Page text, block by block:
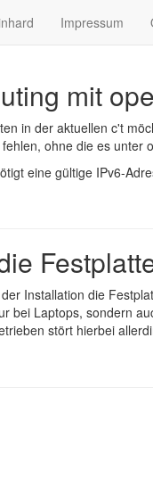
Impressum
mit
in der aktuellen c't
ohne die es unter
eine gültige IPv6-
Installation die
bei Laptops, sondern
stört hierbei